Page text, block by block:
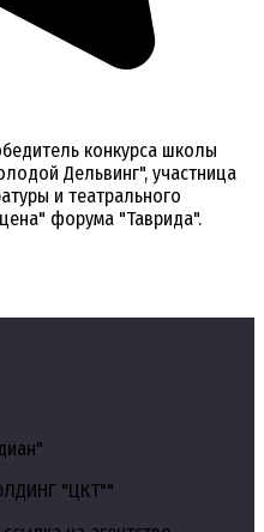
конкурса школы
Дельвинг", участница
и театрального
форума "Таврида".
"ЦКТ""